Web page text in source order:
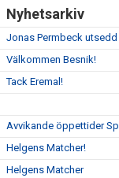
OM SUFC
Nyhetsarkiv
Jonas Permbeck
Välkommen Besnik!
Tack Eremal!
Avvikande öppettider
Helgens Matcher!
Helgens Matcher